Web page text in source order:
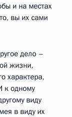
и на местах
вы их сами
дело –
жизни,
характера,
к одному
виду
в виду их